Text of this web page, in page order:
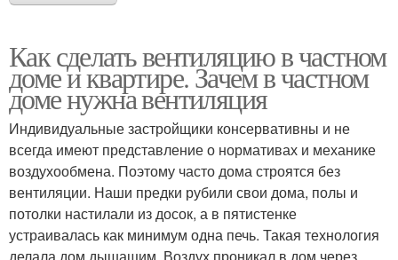
Как сделать вентиляцию в частном
доме и квартире. Зачем в частном
доме нужна вентиляция
Индивидуальные застройщики консервативны и не
всегда имеют представление о нормативах и механике
воздухообмена. Поэтому часто дома строятся без
вентиляции. Наши предки рубили свои дома, полы и
потолки настилали из досок, а в пятистенке
устраивалась как минимум одна печь. Такая технология
делала дом дышащим. Воздух проникал в дом через